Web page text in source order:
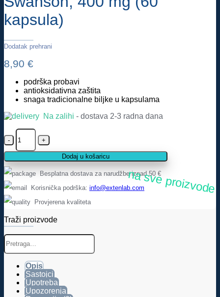
kapsula)
Dodatak prehrani
8,90 €
podrška probavi
antioksidativna zaštita
snaga tradicionalne biljke u kapsulama
Na zalihi - dostava 2-3 radna dana
Zelena
metvica
–
Spearmint
Swanson,
400
mg
kapsula)
Dodaj u košaricu
Besplatna dostava za narudžbe iznad 50 €
Korisnička podrška: info@extenlab.com
Provjerena kvaliteta
Traži proizvode
Pretraži:
Opis
Sastojci
Upotreba
Upozorenja
na sve proizvode